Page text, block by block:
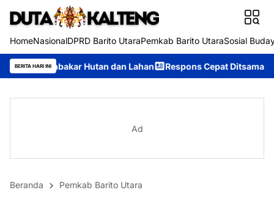
HomeNasionalDPRD Barito UtaraPemkab Barito UtaraSosial
BERITA HARI INI
dan Lahan Respons Cepat Ditsamapta Polda Kalteng
Ad
Beranda Pemkab Barito Utara